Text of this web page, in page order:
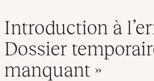
Introduction à
Dossier
manquant »